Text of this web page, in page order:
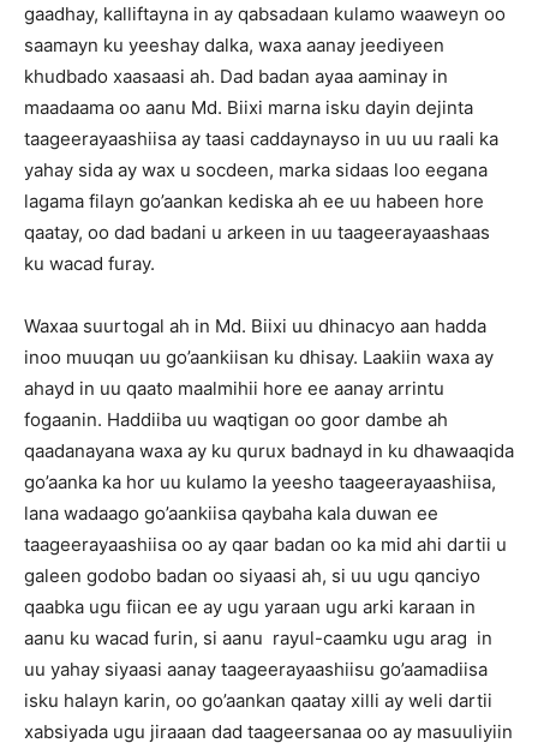
gaadhay, kalliftayna in ay qabsadaan kulamo waaweyn oo
saamayn ku yeeshay dalka, waxa aanay jeediyeen
khudbado xaasaasi ah. Dad badan ayaa aaminay in
maadaama oo aanu Md. Biixi marna isku dayin dejinta
taageerayaashiisa ay taasi caddaynayso in uu uu raali ka
yahay sida ay wax u socdeen, marka sidaas loo eegana
lagama filayn go’aankan kediska ah ee uu habeen hore
qaatay, oo dad badani u arkeen in uu taageerayaashaas
ku wacad furay.
Waxaa suurtogal ah in Md. Biixi uu dhinacyo aan hadda
inoo muuqan uu go’aankiisan ku dhisay. Laakiin waxa ay
ahayd in uu qaato maalmihii hore ee aanay arrintu
fogaanin. Haddiiba uu waqtigan oo goor dambe ah
qaadanayana waxa ay ku qurux badnayd in ku dhawaaqida
go’aanka ka hor uu kulamo la yeesho taageerayaashiisa,
lana wadaago go’aankiisa qaybaha kala duwan ee
taageerayaashiisa oo ay qaar badan oo ka mid ahi dartii u
galeen godobo badan oo siyaasi ah, si uu ugu qanciyo
qaabka ugu fiican ee ay ugu yaraan ugu arki karaan in
aanu ku wacad furin, si aanu rayul-caamku ugu arag in
uu yahay siyaasi aanay taageerayaashiisu go’aamadiisa
isku halayn karin, oo go’aankan qaatay xilli ay weli dartii
xabsiyada ugu jiraaan dad taageersanaa oo ay masuuliyiin